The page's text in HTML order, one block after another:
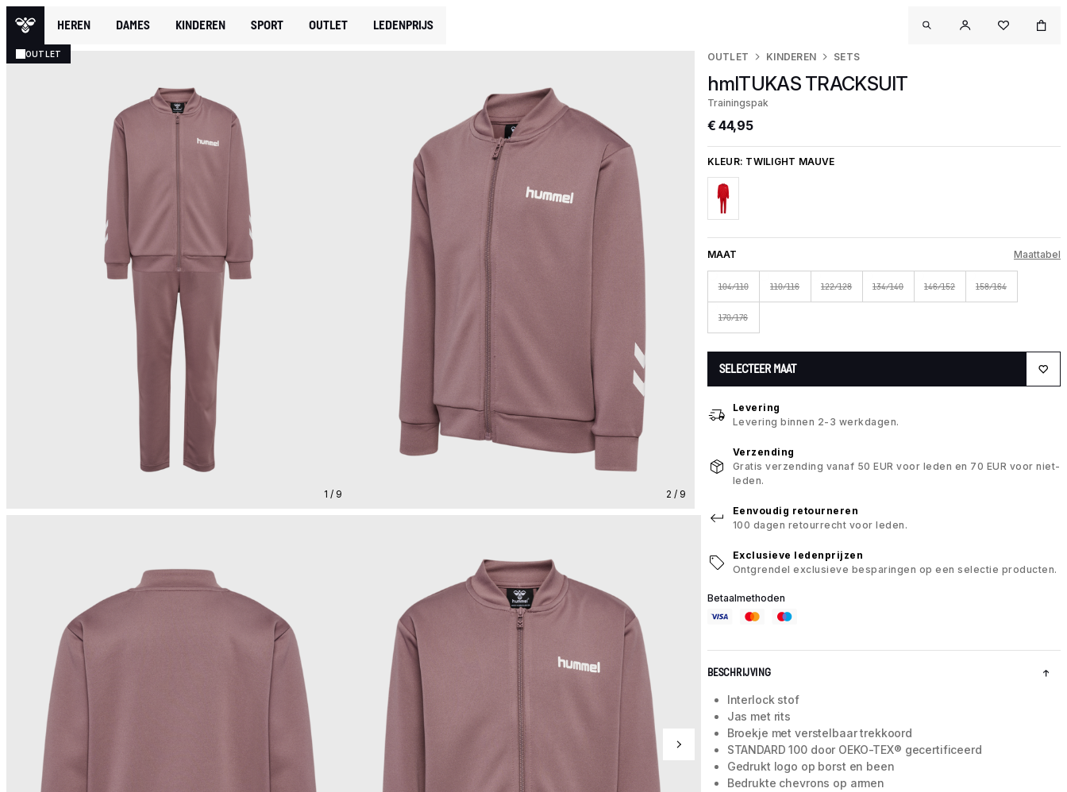
HEREN DAMES KINDEREN SPORT OUTLET LEDENPRIJS
OUTLET
1 / 9 2 / 9
OUTLET KINDEREN SETS
hmlTUKAS TRACKSUIT
Trainingspak
€ 44,95
KLEUR: TWILIGHT MAUVE
MAAT Maattabel
104/110 110/116 122/128 134/140 146/152 158/164
170/176
SELECTEER MAAT
Levering
Levering binnen 2-3 werkdagen.
Verzending
Gratis verzending vanaf 50 EUR voor leden en 70 EUR voor niet-
leden.
Eenvoudig retourneren
100 dagen retourrecht voor leden.
Exclusieve ledenprijzen
Ontgrendel exclusieve besparingen op een selectie producten.
Betaalmethoden
BESCHRIJVING
Interlock stof
Jas met rits
Broekje met verstelbaar trekkoord
STANDARD 100 door OEKO-TEX® gecertificeerd
Gedrukt logo op borst en been
Bedrukte chevrons op armen